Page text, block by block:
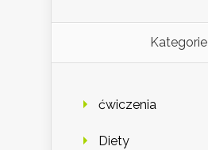
Kategorie
ćwiczenia
Diety